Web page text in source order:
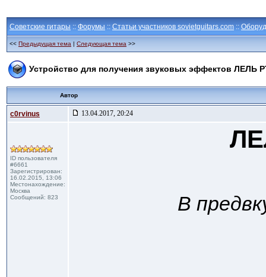
Советские гитары :: Форумы :: Статьи участников sovietguitars.com ::
<< Предыдущая тема | Следующая тема >>
Устройство для получения звуковых эффектов ЛЕЛЬ
Автор
c0rvinus 13.04.2017, 20:24
ID пользователя
#6661
Зарегистрирован:
16.02.2015, 13:06
Местонахождение:
Москва
Сообщений: 823
В